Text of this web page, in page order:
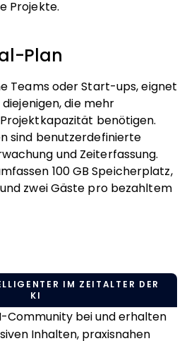
Projekte.
Plan
Teams oder Start-ups, eignet
die mehr
benötigen.
sind benutzerdefinierte
und Zeiterfassung.
100 GB Speicherplatz,
zwei Gäste pro bezahltem
IM ZEITALTER DER
KI
Community bei und erhalten
Inhalten, praxisnahen